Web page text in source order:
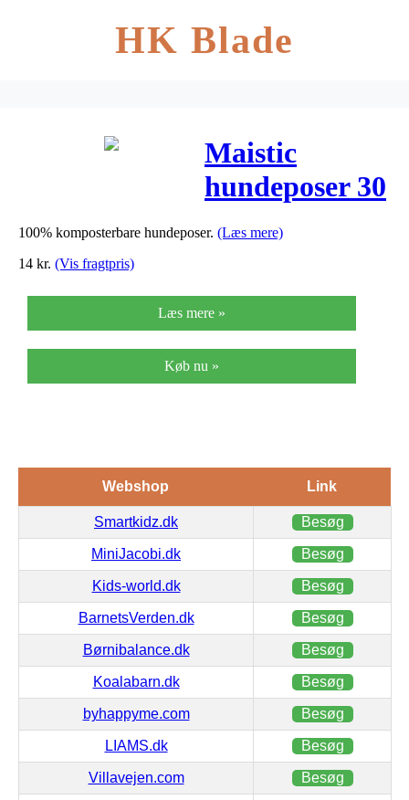
HK Blade
Maistic
hundeposer 30
stk.
100% komposterbare hundeposer. (Læs mere)
14 kr. (Vis fragtpris)
Læs mere »
Køb nu »
Webshop Link
Smartkidz.dk Besøg
MiniJacobi.dk Besøg
Kids-world.dk Besøg
BarnetsVerden.dk Besøg
Børnibalance.dk Besøg
Koalabarn.dk Besøg
byhappyme.com Besøg
LIAMS.dk Besøg
Villavejen.com Besøg